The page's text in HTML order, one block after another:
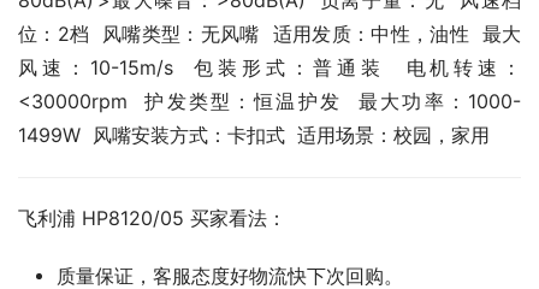
位：2档  风嘴类型：无风嘴  适用发质：中性，油性  最大
风速：10-15m/s  包装形式：普通装  电机转速：
<30000rpm  护发类型：恒温护发  最大功率：1000-
1499W  风嘴安装方式：卡扣式  适用场景：校园，家用
飞利浦 HP8120/05 买家看法：
质量保证，客服态度好物流快下次回购。